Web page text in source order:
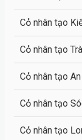
Cỏ nhân tạo
Cỏ nhân tạo
Cỏ nhân tạo
Cỏ nhân tạo
Cỏ nhân tạo